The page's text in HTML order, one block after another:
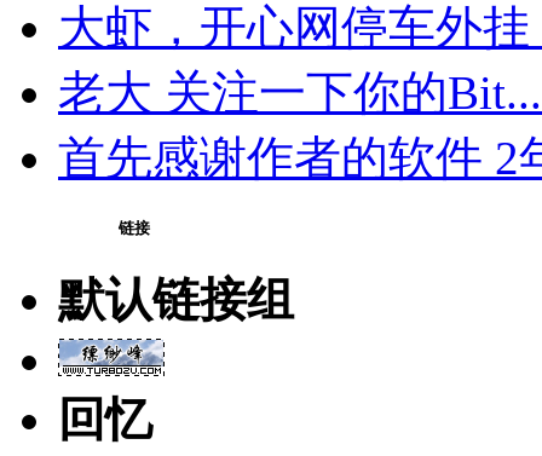
大虾，开心网停车外挂
老大 关注一下你的Bit...
首先感谢作者的软件 2
链接
默认链接组
回忆